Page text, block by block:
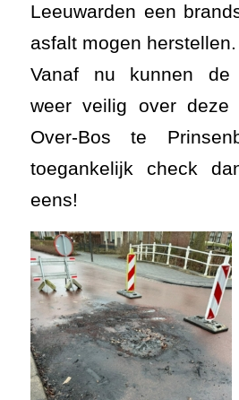
Leeuwarden een
asfalt mogen herstellen.
Vanaf nu kunnen de
weer veilig over deze
Over-Bos te
toegankelijk check
eens!